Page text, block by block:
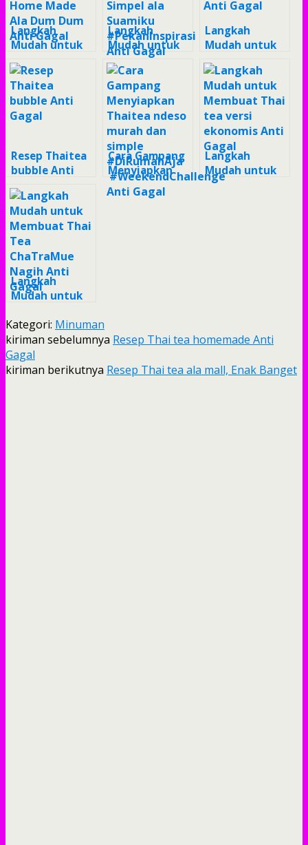
Langkah
Mudah untuk
Menyiapkan
Thai Tea Home
Made Ala Dum
Dum Anti
Gagal
Langkah
Mudah untuk
Menyiapkan Es
Thai Tea
Simpel ala
Suamiku
#PekanInspirasi
Anti Gagal
Langkah
Mudah untuk
Menyiapkan
Thai tea milk
Anti Gagal
Resep Thaitea
bubble Anti
Gagal
Cara Gampang
Menyiapkan
Thaitea ndeso
murah dan
Langkah
Mudah untuk
Membuat Thai
Langkah
Mudah untuk
Tea ChaTraMue
Nagih Anti
Gagal
Kategori: Minuman
kiriman sebelumnya Resep Thai tea homemade Anti
Gagal
kiriman berikutnya Resep Thai tea ala mall, Enak Banget